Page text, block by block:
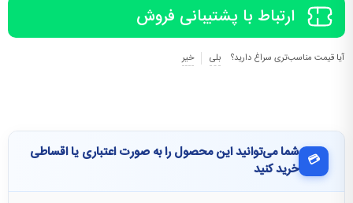
ارتباط با پشتیبانی فروش
آیا قیمت مناسب‌تری سراغ دارید؟ بلی خیر
💳 شما می‌توانید این محصول را به صورت اعتباری یا اقساطی
خرید کنید